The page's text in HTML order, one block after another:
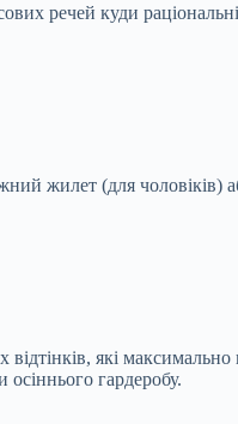
речей куди
жилет (для
які
гардеробу.